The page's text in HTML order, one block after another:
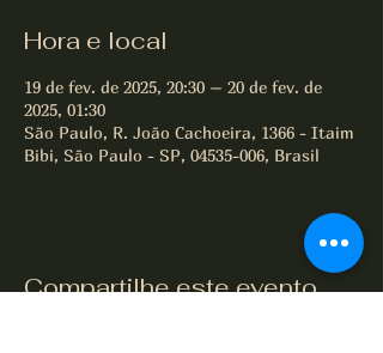
Hora e local
19 de fev. de 2025, 20:30 – 20 de fev. de
2025, 01:30
São Paulo, R. João Cachoeira, 1366 - Itaim
Bibi, São Paulo - SP, 04535-006, Brasil
Compartilhe este evento